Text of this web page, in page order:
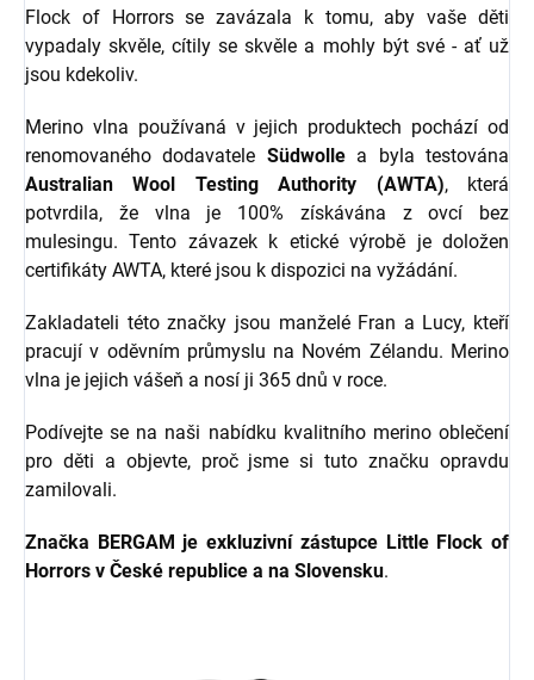
Flock of Horrors se zavázala k tomu, aby vaše děti
vypadaly skvěle, cítily se skvěle a mohly být své - ať už
jsou kdekoliv.
Merino vlna používaná v jejich produktech pochází od
renomovaného dodavatele Südwollea byla testována
Australian Wool Testing Authority (AWTA), která
potvrdila, že vlna je 100% získávána z ovcí bez
mulesingu. Tento závazek k etické výrobě je doložen
certifikáty AWTA, které jsou k dispozici na vyžádání.
Zakladateli této značky jsou manželé Fran a Lucy, kteří
pracují v oděvním průmyslu na Novém Zélandu. Merino
vlna je jejich vášeň a nosí ji 365 dnů v roce.
Podívejte se na naši nabídku kvalitního merino oblečení
pro děti a objevte, proč jsme si tuto značku opravdu
zamilovali.
Značka BERGAM je exkluzivní zástupce Little Flock of
Horrors v České republice a na Slovensku.